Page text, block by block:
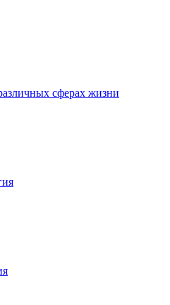
сферах жизни